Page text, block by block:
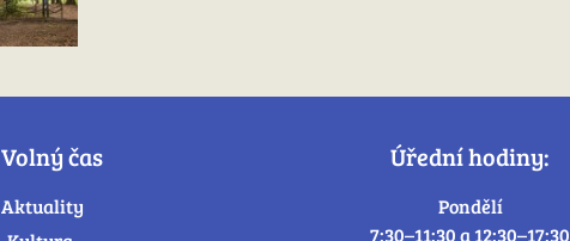
Volný čas
Aktuality
Úřední hodiny:
Pondělí
7:30–11:30 a 12:30–17:30